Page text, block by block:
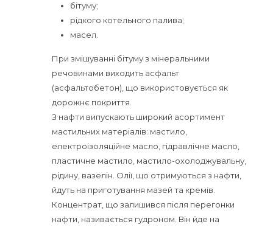
бітуму;
рідкого котельного палива;
масел.
При змішуванні бітуму з мінеральними
речовинами виходить асфальт
(асфальтобетон), що використовується як
дорожнє покриття.
З нафти випускають широкий асортимент
мастильних матеріалів: мастило,
електроізоляційне масло, гідравлічне масло,
пластичне мастило, мастило-охолоджувальну,
рідину, вазелін. Олії, що отримуються з нафти,
йдуть на приготування мазей та кремів.
Концентрат, що залишився після перегонки
нафти, називається гудроном. Він йде на